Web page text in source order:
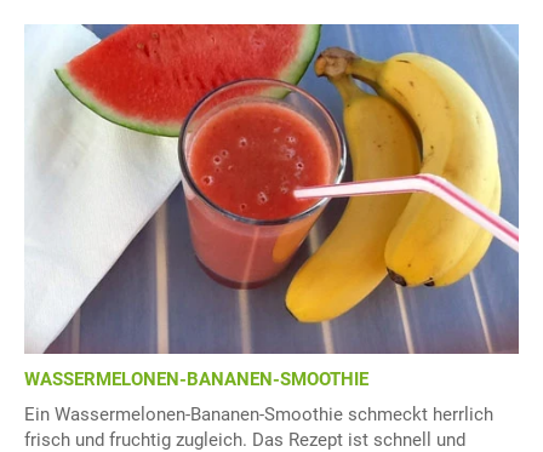
WASSERMELONEN-BANANEN-SMOOTHIE
Ein Wassermelonen-Bananen-Smoothie schmeckt herrlich
frisch und fruchtig zugleich. Das Rezept ist schnell und